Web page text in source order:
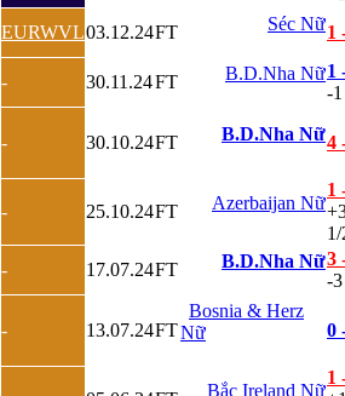
Wales
Đan Mạch
Đảo Faroe
Nhật Bản
Hàn Quốc
Trung Quốc
Arập Xêút
Campuchia
Hồng Kông
Indonesia
Iran
EURWVL03.12.24FT Séc Nữ1
- 30.11.24FT B.D.Nha Nữ1
-
- 30.10.24FT B.D.Nha Nữ4
- 25.10.24FT Azerbaijan Nữ
1
1/
- 17.07.24FT B.D.Nha Nữ3
-3
- 13.07.24FT
Bosnia & Herz
Nữ
0
Bắc Ireland Nữ
1